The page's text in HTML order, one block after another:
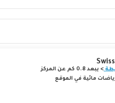
> يبعد 0.8 كم عن المركز
مائية في الموقع